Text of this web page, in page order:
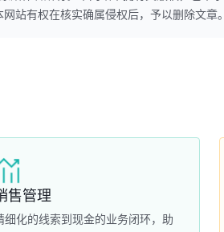
站有权在核实确属侵权后，予以删除文章。
售管理
细化的线索到现金的业务闭环，助